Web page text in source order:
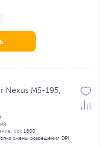
MS-195,
dpi: 1600
смены разрешения DPI